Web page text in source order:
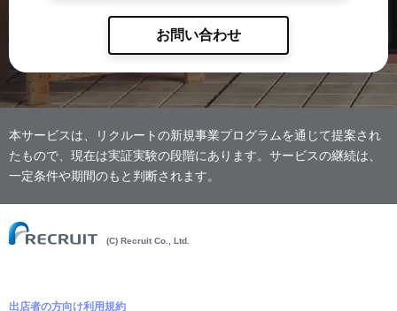
お問い合わせ
本サービスは、リクルートの新規事業プログラムを通じて提案され
たもので、現在は実証実験の段階にあります。サービスの継続は、
一定条件や期間のもと判断されます。
(C) Recruit Co., Ltd.
出店者の方向け利用規約